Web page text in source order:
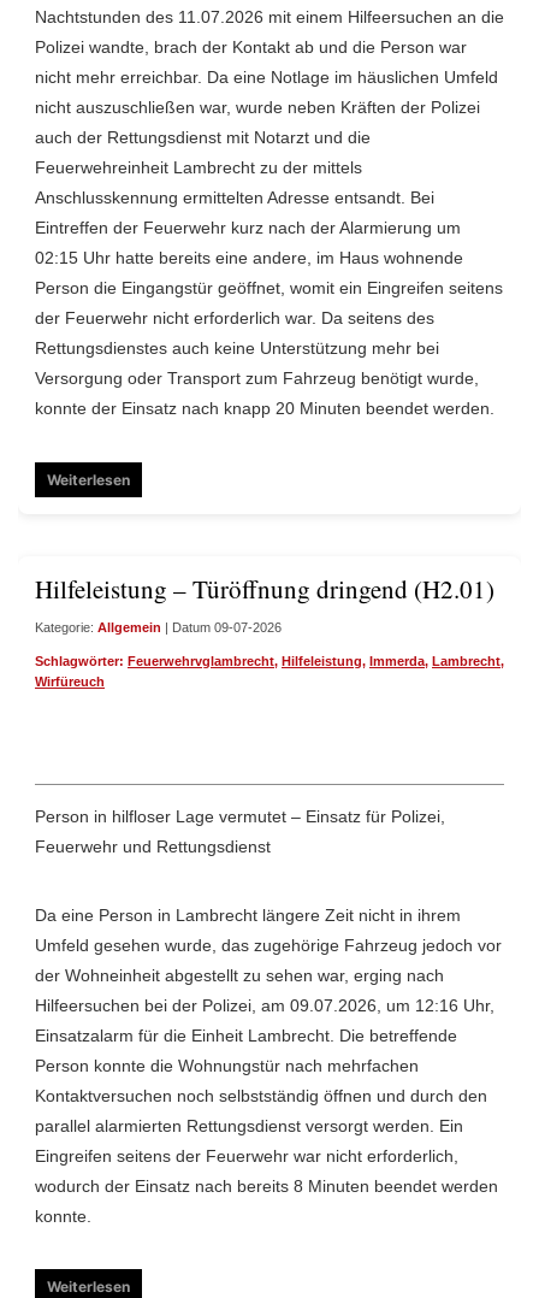
Nachtstunden des 11.07.2026 mit einem Hilfeersuchen an die
Polizei wandte, brach der Kontakt ab und die Person war
nicht mehr erreichbar. Da eine Notlage im häuslichen Umfeld
nicht auszuschließen war, wurde neben Kräften der Polizei
auch der Rettungsdienst mit Notarzt und die
Feuerwehreinheit Lambrecht zu der mittels
Anschlusskennung ermittelten Adresse entsandt. Bei
Eintreffen der Feuerwehr kurz nach der Alarmierung um
02:15 Uhr hatte bereits eine andere, im Haus wohnende
Person die Eingangstür geöffnet, womit ein Eingreifen seitens
der Feuerwehr nicht erforderlich war. Da seitens des
Rettungsdienstes auch keine Unterstützung mehr bei
Versorgung oder Transport zum Fahrzeug benötigt wurde,
konnte der Einsatz nach knapp 20 Minuten beendet werden.
Weiterlesen
Hilfeleistung – Türöffnung dringend (H2.01)
Kategorie: Allgemein | Datum 09-07-2026
Schlagwörter: Feuerwehrvglambrecht, Hilfeleistung, Immerda, Lambrecht,
Wirfüreuch
Person in hilfloser Lage vermutet – Einsatz für Polizei,
Feuerwehr und Rettungsdienst
Da eine Person in Lambrecht längere Zeit nicht in ihrem
Umfeld gesehen wurde, das zugehörige Fahrzeug jedoch vor
der Wohneinheit abgestellt zu sehen war, erging nach
Hilfeersuchen bei der Polizei, am 09.07.2026, um 12:16 Uhr,
Einsatzalarm für die Einheit Lambrecht. Die betreffende
Person konnte die Wohnungstür nach mehrfachen
Kontaktversuchen noch selbstständig öffnen und durch den
parallel alarmierten Rettungsdienst versorgt werden. Ein
Eingreifen seitens der Feuerwehr war nicht erforderlich,
wodurch der Einsatz nach bereits 8 Minuten beendet werden
konnte.
Weiterlesen